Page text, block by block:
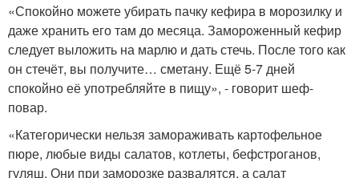
«Спокойно можете убирать пачку кефира в морозилку и
даже хранить его там до месяца. Замороженный кефир
следует выложить на марлю и дать стечь. После того как
он стечёт, вы получите… сметану. Ещё 5-7 дней
спокойно её употребляйте в пищу», - говорит шеф-
повар.
«Категорически нельзя замораживать картофельное
пюре, любые виды салатов, котлеты, бефстроганов,
гуляш. Они при заморозке развалятся, а салат